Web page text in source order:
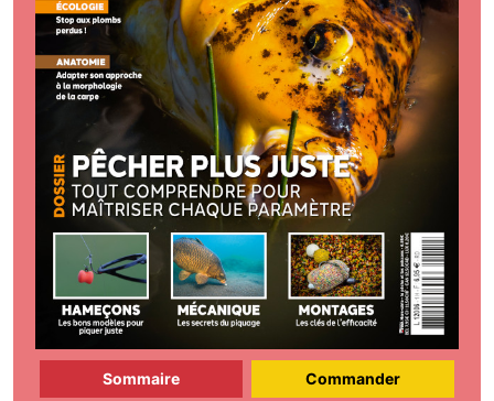
Sommaire Commander